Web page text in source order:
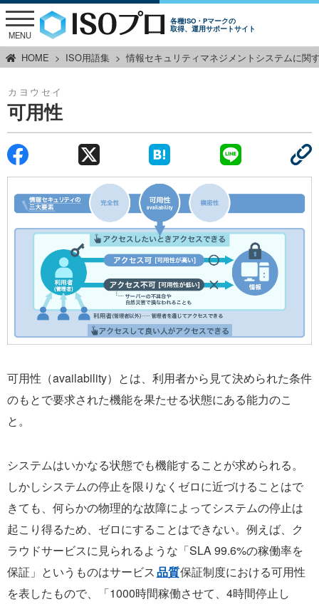
各種ISO・Pマークの
取得、運用サポートサイト
MENU
HOME ISO用語集 情報セキュリティマネジメントシステムに関
可用性
カヨウセイ
可用性（availability）とは、利用者から見て決められた条件
のもとで要求された機能を果たせる状態にある能力のこ
と。
システムはいかなる状態でも機能することが求められる。
しかしシステムの停止を限りなくゼロに近づけることはで
きても、何らかの物理的な故障によってシステムの停止は
起こり得るため、ゼロにすることはできない。例えば、ク
ラウドサービスに見られるような「SLA 99.6%の稼働率を
保証」というものはサービス品質保証制度における可用性
を表したもので、「1000時間稼働させて、4時間停止し